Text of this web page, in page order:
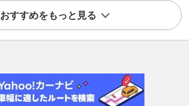
おすすめをもっと見る